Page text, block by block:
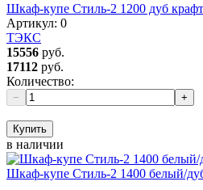
Шкаф-купе Стиль-2 1200 дуб
Артикул: 0
ТЭКС
15556 руб.
17112 руб.
Количество:
− +
Купить
в наличии
Шкаф-купе Стиль-2 1400 белый/